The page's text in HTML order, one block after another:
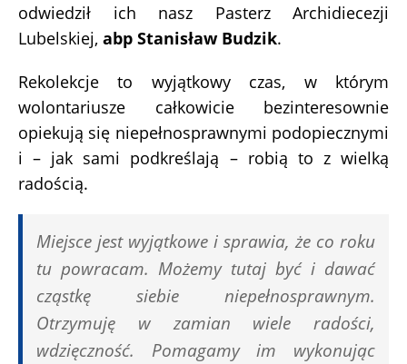
odwiedził ich nasz Pasterz Archidiecezji
Lubelskiej, abp Stanisław Budzik.
Rekolekcje to wyjątkowy czas, w którym
wolontariusze całkowicie bezinteresownie
opiekują się niepełnosprawnymi podopiecznymi
i – jak sami podkreślają – robią to z wielką
radością.
Miejsce jest wyjątkowe i sprawia, że co roku
tu powracam. Możemy tutaj być i dawać
cząstkę siebie niepełnosprawnym.
Otrzymuję w zamian wiele radości,
wdzięczność. Pomagamy im wykonując